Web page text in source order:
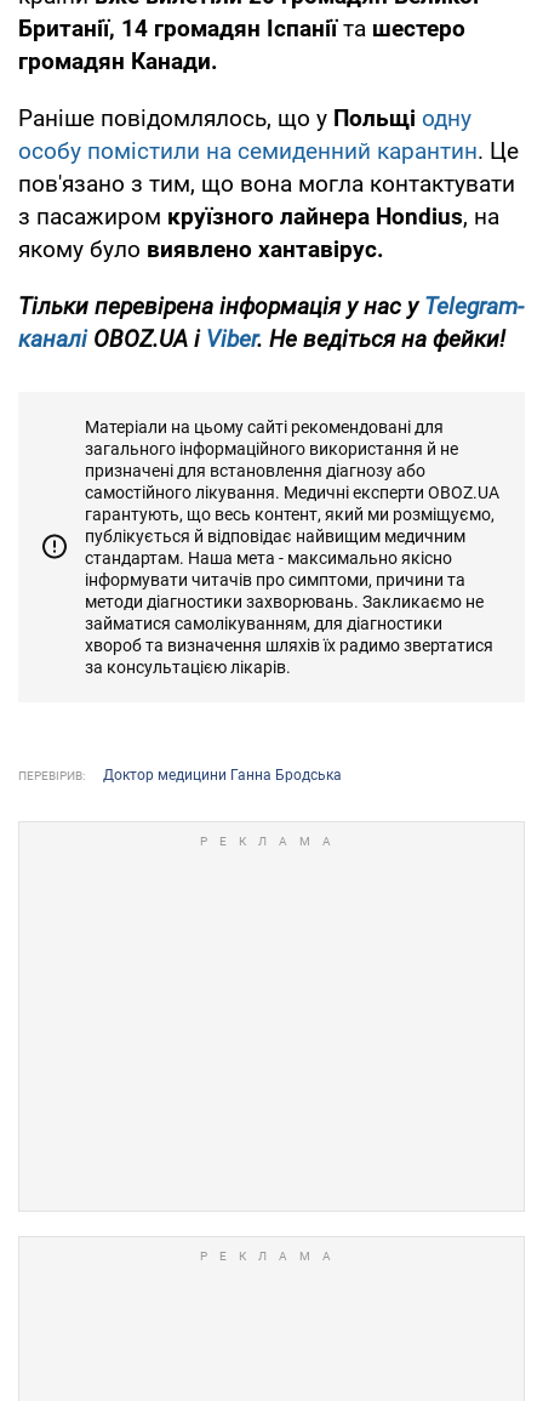
Британії, 14 громадян Іспаніїта шестеро
громадян Канади.
Раніше повідомлялось, що у Польщі одну
особу помістили на семиденний карантин. Це
пов'язано з тим, що вона могла контактувати
з пасажиром круїзного лайнера Hondius, на
якому було виявлено хантавірус.
Тільки перевірена інформація у нас уTelegram-
каналіOBOZ.UA і Viber. Не ведіться на фейки!
Матеріали на цьому сайті рекомендовані для
загального інформаційного використання й не
призначені для встановлення діагнозу або
самостійного лікування. Медичні експерти OBOZ.UA
гарантують, що весь контент, який ми розміщуємо,
публікується й відповідає найвищим медичним
стандартам. Наша мета - максимально якісно
інформувати читачів про симптоми, причини та
методи діагностики захворювань. Закликаємо не
займатися самолікуванням, для діагностики
хвороб та визначення шляхів їх радимо звертатися
за консультацією лікарів.
ПЕРЕВІРИВ: Доктор медицини Ганна Бродська